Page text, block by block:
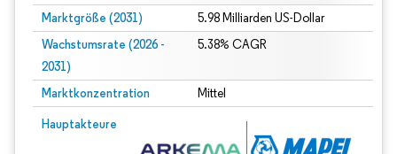
Marktgröße (2031) 5.98 Milliarden US-Dollar
Wachstumsrate (2026 -
2031)
5.38% CAGR
Marktkonzentration Mittel
Hauptakteure
Bild © Mordor Intelligence. Wiederverwendung erfordert Namensnennung